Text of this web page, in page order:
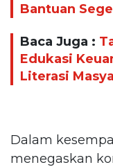
Bantuan
Baca Juga :
Edukasi
Literasi
Dalam
menegaskan